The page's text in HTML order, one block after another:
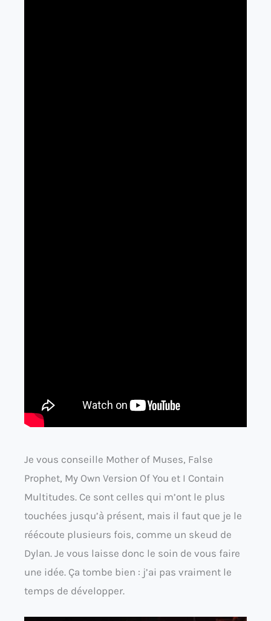
Je vous conseille Mother of Muses, False
Prophet, My Own Version Of You et I Contain
Multitudes. Ce sont celles qui m’ont le plus
touchées jusqu’à présent, mais il faut que je le
réécoute plusieurs fois, comme un skeud de
Dylan. Je vous laisse donc le soin de vous faire
une idée. Ça tombe bien : j’ai pas vraiment le
temps de développer.